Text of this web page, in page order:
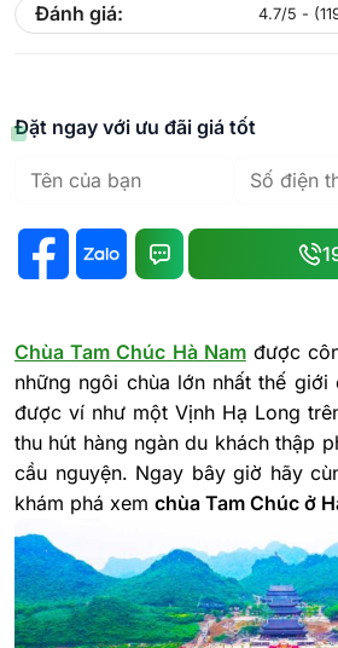
Đánh giá: 4.7/5 -
Đặt ngay với ưu đãi giá tốt
Chùa Tam Chúc Hà Nam được
những ngôi chùa lớn nhất thế
được ví như một Vịnh Hạ Long
thu hút hàng ngàn du khách thập
cầu nguyện. Ngay bây giờ hãy
khám phá xem chùa Tam Chúc ở